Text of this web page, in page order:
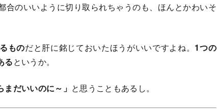
のいいように切り取られちゃうのも、ほんとかわいそ
ものだと肝に銘じておいたほうがいいですよね。 1つの
るというか。
だいいのに～」 と思うこともあるし。